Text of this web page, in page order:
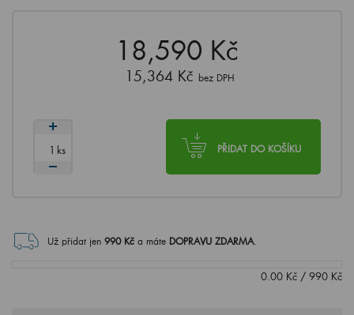
18,590 Kč
15,364 Kč bez DPH
PŘIDAT DO KOŠÍKU
ks
Už přidat jen 990Kč a máte DOPRAVU ZDARMA.
0.00 Kč / 990 Kč